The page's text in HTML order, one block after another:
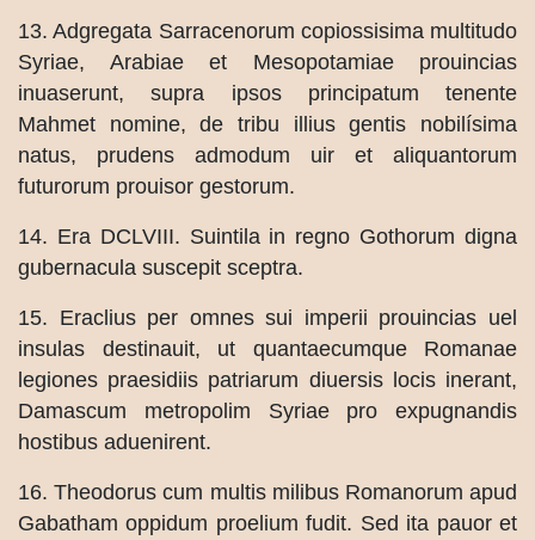
13. Adgregata Sarracenorum copiossisima multitudo
Syriae, Arabiae et Mesopotamiae prouincias
inuaserunt, supra ipsos principatum tenente
Mahmet nomine, de tribu illius gentis nobilísima
natus, prudens admodum uir et aliquantorum
futurorum prouisor gestorum.
14. Era DCLVIII. Suintila in regno Gothorum digna
gubernacula suscepit sceptra.
15. Eraclius per omnes sui imperii prouincias uel
insulas destinauit, ut quantaecumque Romanae
legiones praesidiis patriarum diuersis locis inerant,
Damascum metropolim Syriae pro expugnandis
hostibus aduenirent.
16. Theodorus cum multis milibus Romanorum apud
Gabatham oppidum proelium fudit. Sed ita pauor et